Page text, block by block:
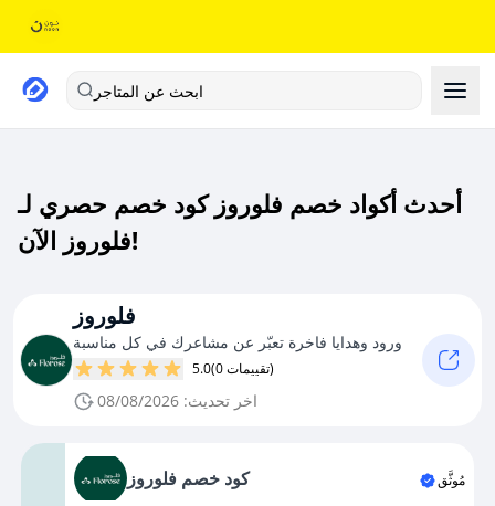
ابحث عن المتاجر
أحدث أكواد خصم فلوروز كود خصم حصري لـ
فلوروز الآن!
فلوروز
ورود وهدايا فاخرة تعبّر عن مشاعرك في كل مناسبة
5.0 (0 تقييمات)
اخر تحديث: 08/08/2026
كود خصم فلوروز مُوثَّق